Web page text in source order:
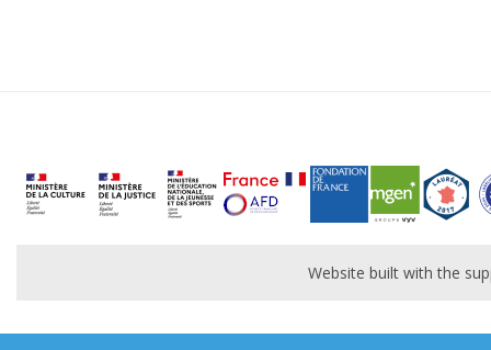
Website built with the